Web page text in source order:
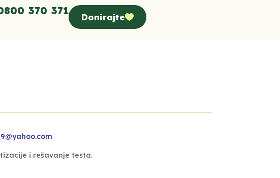
370 371
Donirajte
i rešavanje testa.